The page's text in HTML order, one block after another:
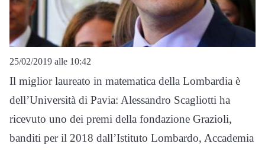
25/02/2019 alle 10:42
Il miglior laureato in matematica della Lombardia è
dell’Università di Pavia: Alessandro Scagliotti ha
ricevuto uno dei premi della fondazione Grazioli,
banditi per il 2018 dall’Istituto Lombardo, Accademia